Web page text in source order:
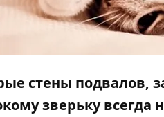
стены подвалов,
зверьку всегда